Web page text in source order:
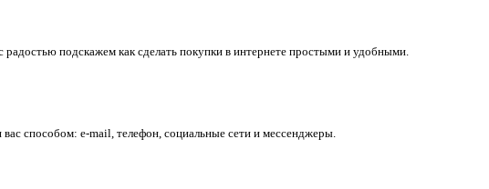
подскажем как сделать покупки в интернете простыми и удобными.
способом: e-mail, телефон, социальные сети и мессенджеры.